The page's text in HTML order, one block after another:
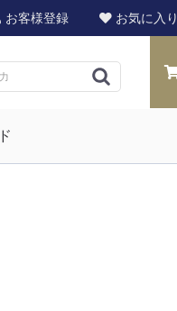
お客様登録 お気に入り